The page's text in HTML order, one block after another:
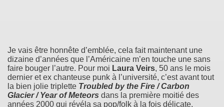
Je vais être honnête d’emblée, cela fait maintenant une
dizaine d’années que l’Américaine m’en touche une sans
faire bouger l’autre. Pour moi Laura Veirs, 50 ans le mois
dernier et ex chanteuse punk à l’université, c’est avant tout
la bien jolie triplette Troubled by the Fire / Carbon
Glacier / Year of Meteors dans la première moitié des
années 2000 qui révéla sa pop/folk à la fois délicate,